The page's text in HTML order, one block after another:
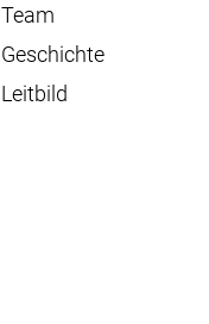
Team
Geschichte
Leitbild